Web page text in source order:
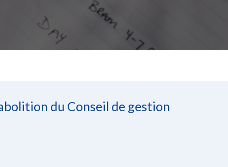
du Conseil de gestion